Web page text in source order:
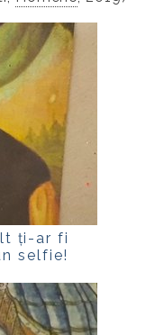
ți-ar fi
selfie!